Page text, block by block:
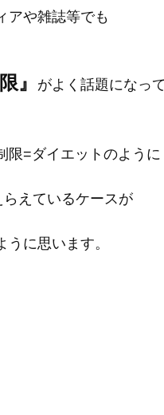
アや雑誌等でも
』 がよく話題になっ
限=ダイエットのように
らえているケースが
うに思います。